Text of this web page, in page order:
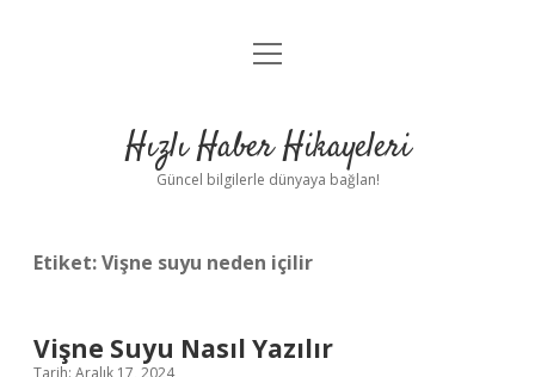
Anasayfa
Yasal Uyarı
menüyü
Hızlı Haber Hikayeleri
Güncel bilgilerle dünyaya bağlan!
Etiket:Vişne suyu neden içilir
Vişne Suyu Nasıl Yazılır
Tarih: Aralık 17, 2024